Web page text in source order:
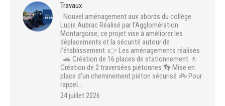
Travaux
Nouvel aménagement aux abords du collège
Lucie Aubrac Réalisé par l’Agglomération
Montargoise, ce projet vise à améliorer les
déplacements et la sécurité autour de
l’établissement. 👉 Les aménagements réalisés
: 🚗 Création de 16 places de stationnement 🚶
Création de 2 traversées piétonnes 👣 Mise en
place d’un cheminement piéton sécurisé 🚲 Pour
rappel…
24 juillet 2026